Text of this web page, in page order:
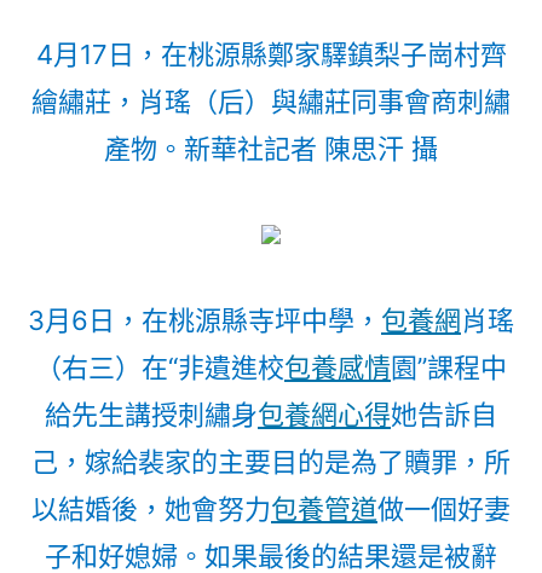
4月17日，在桃源縣鄭家驛鎮梨子崗村齊
繪繡莊，肖瑤（后）與繡莊同事會商刺繡
產物。新華社記者 陳思汗 攝
3月6日，在桃源縣寺坪中學， 包養網肖瑤
（右三）在“非遺進校包養感情園”課程中
給先生講授刺繡身包養網心得她告訴自
己，嫁給裴家的主要目的是為了贖罪，所
以結婚後，她會努力包養管道做一個好妻
子和好媳婦。如果最後的結果還是被辭